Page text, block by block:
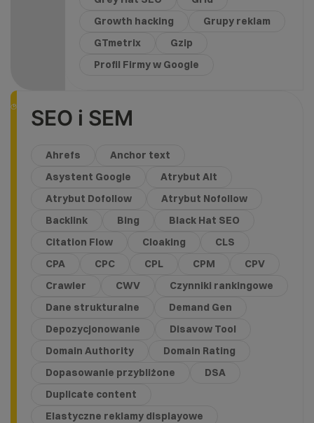
Growth hacking
Grupy reklam
GTmetrix
Gzip
Profil Firmy w Google
SEO i SEM
Ahrefs
Anchor text
Asystent Google
Atrybut Alt
Atrybut Dofollow
Atrybut Nofollow
Backlink
Bing
Black Hat SEO
Citation Flow
Cloaking
CLS
CPA
CPC CPL CPM
CPV
Crawler
CWV
Czynniki rankingowe
Dane strukturalne
Demand Gen
Depozycjonowanie
Disavow Tool
Domain Authority
Domain Rating
Dopasowanie przybliżone
DSA
Duplicate content
Elastyczne reklamy displayowe